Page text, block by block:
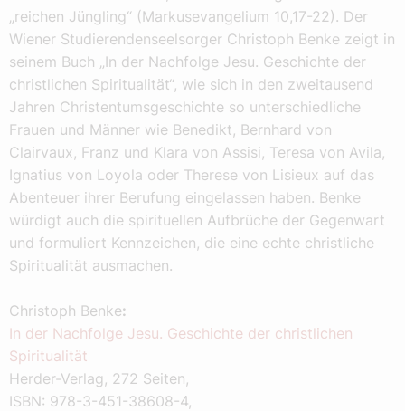
„reichen Jüngling“ (Markusevangelium 10,17-22). Der
Wiener Studierendenseelsorger Christoph Benke zeigt in
seinem Buch „In der Nachfolge Jesu. Geschichte der
christlichen Spiritualität“, wie sich in den zweitausend
Jahren Christentumsgeschichte so unterschiedliche
Frauen und Männer wie Benedikt, Bernhard von
Clairvaux, Franz und Klara von Assisi, Teresa von Avila,
Ignatius von Loyola oder Therese von Lisieux auf das
Abenteuer ihrer Berufung eingelassen haben. Benke
würdigt auch die spirituellen Aufbrüche der Gegenwart
und formuliert Kennzeichen, die eine echte christliche
Spiritualität ausmachen.
Christoph Benke:
In der Nachfolge Jesu. Geschichte der christlichen
Spiritualität
Herder-Verlag, 272 Seiten,
ISBN: 978-3-451-38608-4,